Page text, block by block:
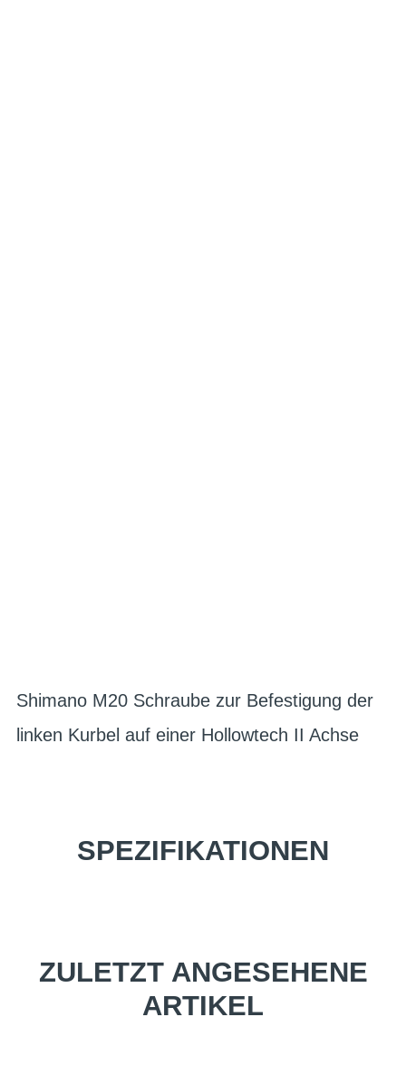
Shimano M20 Schraube zur Befestigung der
linken Kurbel auf einer Hollowtech II Achse
SPEZIFIKATIONEN
ZULETZT ANGESEHENE
ARTIKEL